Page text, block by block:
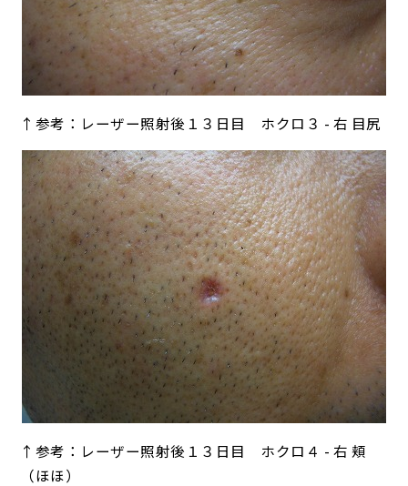
↑参考：レーザー照射後１３日目 ホクロ３ - 右 目尻
↑参考：レーザー照射後１３日目 ホクロ４ - 右 頬
（ほほ）